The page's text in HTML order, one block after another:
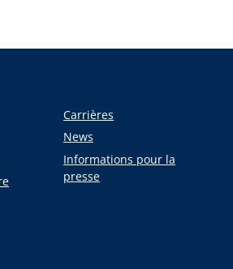
Carrières
News
Informations pour la
presse